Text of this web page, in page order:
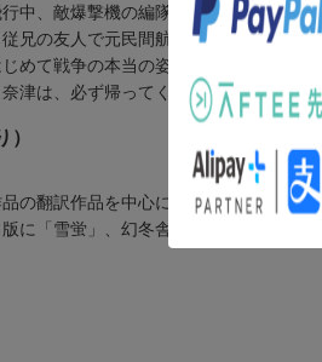
中、敵爆撃機の編隊から友軍の輸送
兄の友人で元民間航空会社のパイロ
めて戦争の本当の姿を知る。８月１
津は、必ず帰ってくると約束した朽木
の翻訳作品を中心に、チェコの作家フ
に「雪蛍」、幻冬舎「暗闇の逃避」